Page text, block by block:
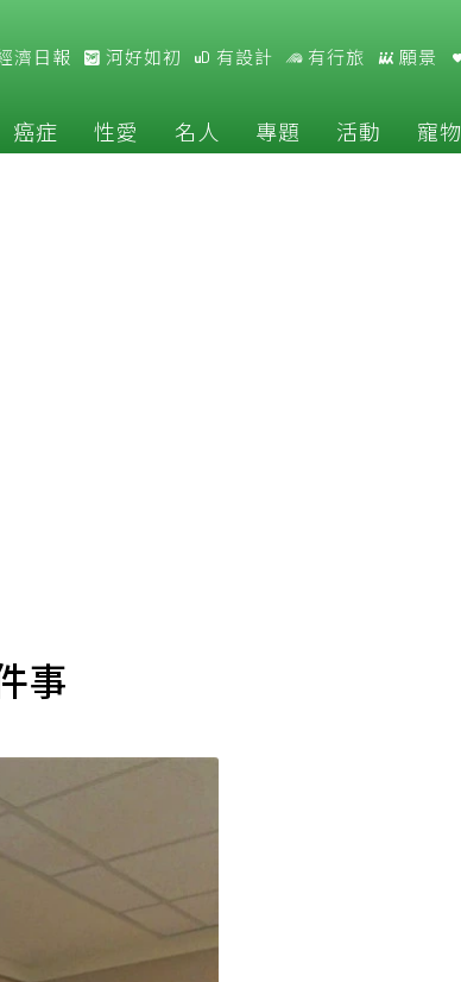
濟日報 河好如初 有設計 有行旅 願景
癌症 性愛 名人 專題 活動 寵物
事